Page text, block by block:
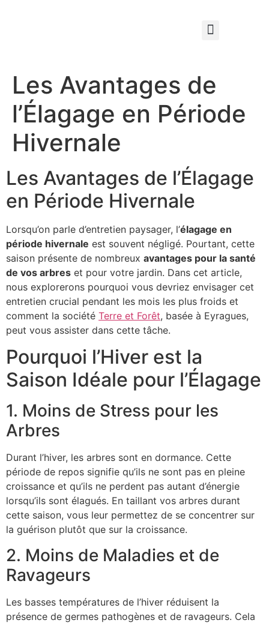
Les Avantages de
l’Élagage en Période
Hivernale
Les Avantages de l’Élagage
en Période Hivernale
Lorsqu’on parle d’entretien paysager, l’élagage en
période hivernale est souvent négligé. Pourtant, cette
saison présente de nombreux avantages pour la santé
de vos arbres et pour votre jardin. Dans cet article,
nous explorerons pourquoi vous devriez envisager cet
entretien crucial pendant les mois les plus froids et
comment la société Terre et Forêt, basée à Eyragues,
peut vous assister dans cette tâche.
Pourquoi l’Hiver est la
Saison Idéale pour l’Élagage
1. Moins de Stress pour les
Arbres
Durant l’hiver, les arbres sont en dormance. Cette
période de repos signifie qu’ils ne sont pas en pleine
croissance et qu’ils ne perdent pas autant d’énergie
lorsqu’ils sont élagués. En taillant vos arbres durant
cette saison, vous leur permettez de se concentrer sur
la guérison plutôt que sur la croissance.
2. Moins de Maladies et de
Ravageurs
Les basses températures de l’hiver réduisent la
présence de germes pathogènes et de ravageurs. Cela